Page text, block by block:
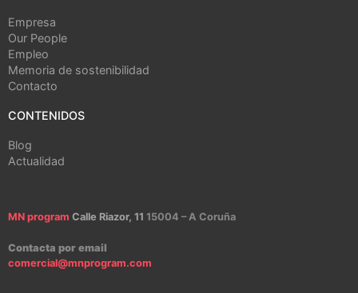
Empresa
Our People
Empleo
Memoria de sostenibilidad
Contacto
CONTENIDOS
Blog
Actualidad
MN program Calle Riazor, 11 15004 – A Coruña
Contacta por email
comercial@mnprogram.com